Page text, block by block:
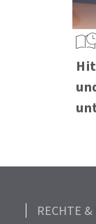
RECHTE